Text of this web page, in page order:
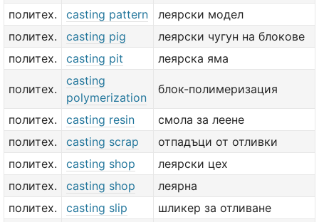
политех.
casting pattern
леярски модел
политех.
casting pig
леярски чугун на блокове
политех.
casting pit леярска яма
политех.
casting
polymerization
блок-полимеризация
политех. casting resin
смола за леене
политех.
casting scrap
отпадъци от отливки
политех.
casting shop
леярски цех
политех.
casting shop
леярна
политех.
casting slip шликер за отливане